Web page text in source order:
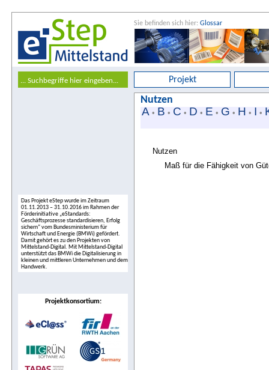
Sie befinden sich hier: Glossar
Projekt
Das Projekt eStep wurde im Zeitraum
01.11.2013 – 31.10.2016 im Rahmen der
Förderinitiative „eStandards:
Geschäftsprozesse standardisieren, Erfolg
sichern“ vom Bundesministerium für
Wirtschaft und Energie (BMWi) gefördert.
Damit gehört es zu den Projekten von
Mittelstand-Digital. Mit Mittelstand-Digital
unterstützt das BMWi die Digitalisierung in
kleinen und mittleren Unternehmen und dem
Handwerk.
Projektkonsortium:
Nutzen
A • B • C • D • E • G • H • I •
Nutzen
Maß für die Fähigkeit von